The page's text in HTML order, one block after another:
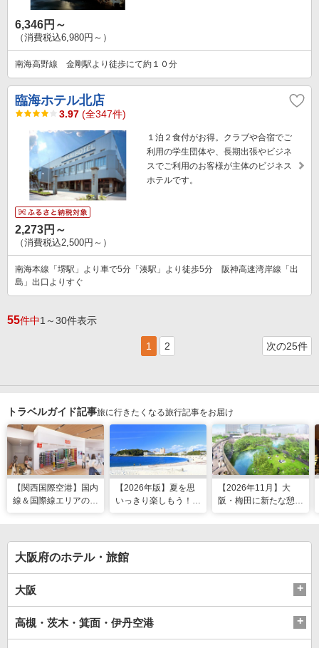
6,346円～
（消費税込6,980円～）
南海高野線 金剛駅より徒歩にて約１０分
臨海ホテル北店
3.97 (全347件)
１泊２食付がお得。クラブや合宿でご
利用の学生団体や、長期出張やビジネ
スでご利用のお客様が主体のビジネス
ホテルです。
2,273円～
（消費税込2,500円～）
南海本線「堺駅」より車で5分「湊駅」より徒歩5分 阪神高速湾岸線「出
島」出口よりすぐ
55件中1～30件表示
1 2 次の25件
トラベルガイド記事旅に行きたくなる旅行記事をお届け
【関西国際空港】国内
線＆国際線エリアの大
【2026年版】夏を思
いっきり楽しもう！関
【2026年11月】大
阪・梅田に新たな憩い
大阪府のホテル・旅館
大阪
高槻・茨木・箕面・伊丹空港